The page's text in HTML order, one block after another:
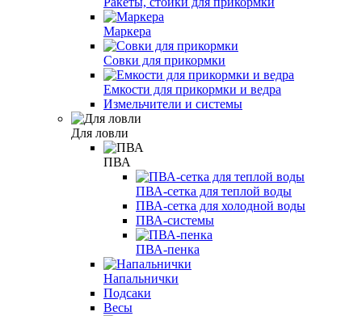
Маркера
Совки для прикормки
Емкости для прикормки и ведра
Измельчители и системы
Для ловли
ПВА
ПВА-сетка для теплой воды
ПВА-сетка для холодной воды
ПВА-системы
ПВА-пенка
Напальнички
Подсаки
Весы